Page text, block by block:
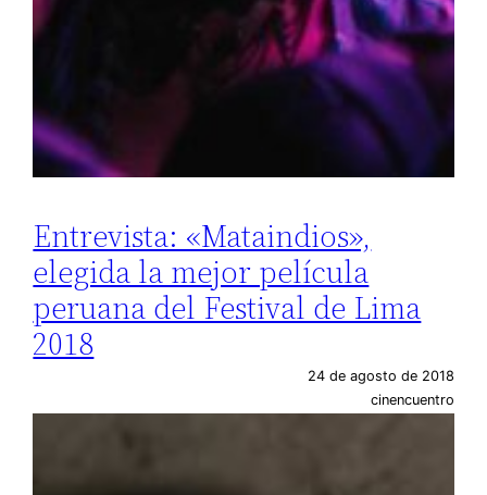
Entrevista: «Mataindios»,
elegida la mejor película
peruana del Festival de Lima
2018
24 de agosto de 2018
cinencuentro